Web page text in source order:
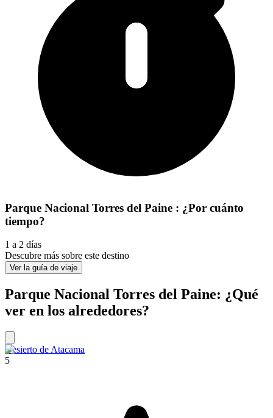
Parque Nacional Torres del Paine : ¿Por cuánto
tiempo?
1 a 2 días
Descubre más sobre este destino
Ver la guía de viaje
Parque Nacional Torres del Paine: ¿Qué
ver en los alrededores?
Desierto de Atacama
5